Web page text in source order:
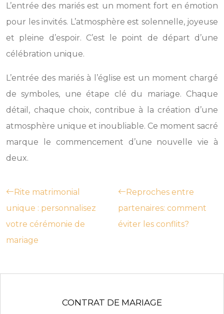
L’entrée des mariés est un moment fort en émotion
pour les invités. L’atmosphère est solennelle, joyeuse
et pleine d’espoir. C’est le point de départ d’une
célébration unique.
L’entrée des mariés à l’église est un moment chargé
de symboles, une étape clé du mariage. Chaque
détail, chaque choix, contribue à la création d’une
atmosphère unique et inoubliable. Ce moment sacré
marque le commencement d’une nouvelle vie à
deux.
Rite matrimonial
unique : personnalisez
votre cérémonie de
mariage
Reproches entre
partenaires: comment
éviter les conflits?
CONTRAT DE MARIAGE